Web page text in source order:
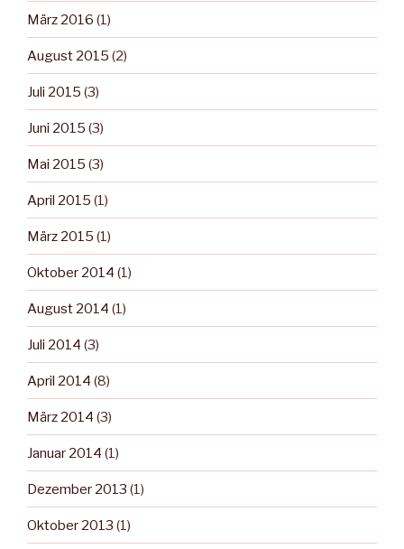
März 2016 (1)
August 2015 (2)
Juli 2015 (3)
Juni 2015 (3)
Mai 2015 (3)
April 2015 (1)
März 2015 (1)
Oktober 2014 (1)
August 2014 (1)
Juli 2014 (3)
April 2014 (8)
März 2014 (3)
Januar 2014 (1)
Dezember 2013 (1)
Oktober 2013 (1)